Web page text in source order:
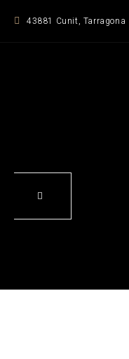
Inhalt 43881 Cunit, Tarragona